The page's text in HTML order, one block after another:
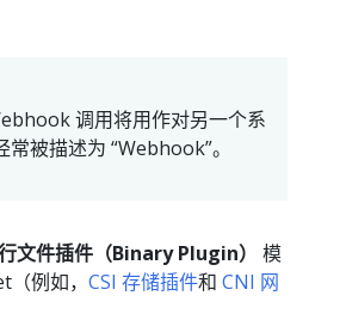
调用将用作对另一个系
被描述为 “Webhook”。
文件插件（Binary Plugin）
模
例如， CSI 存储插件和 CNI 网